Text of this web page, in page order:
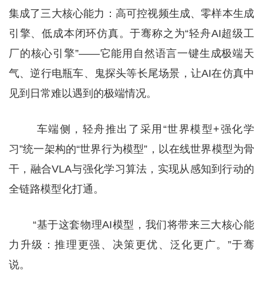
集成了三大核心能力：高可控视频生成、零样本生成
引擎、低成本闭环仿真。于骞称之为“轻舟AI超级工
厂的核心引擎”——它能用自然语言一键生成极端天
气、逆行电瓶车、鬼探头等长尾场景，让AI在仿真中
见到日常难以遇到的极端情况。
车端侧，轻舟推出了采用“世界模型+强化学
习”统一架构的“世界行为模型”，以在线世界模型为骨
干，融合VLA与强化学习算法，实现从感知到行动的
全链路模型化打通。
“基于这套物理AI模型，我们将带来三大核心能
力升级：推理更强、决策更优、泛化更广。”于骞
说。